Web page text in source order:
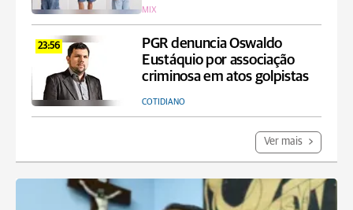
MIX
23:56
PGR denuncia Oswaldo
Eustáquio por associação
criminosa em atos golpistas
COTIDIANO
Ver mais